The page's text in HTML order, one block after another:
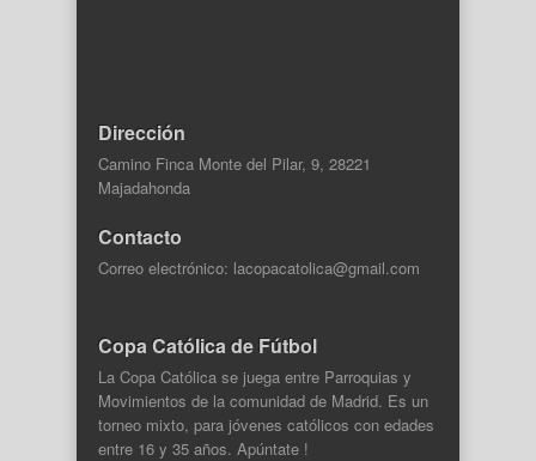
Dirección
Camino Finca Monte del Pilar, 9, 28221
Majadahonda
Contacto
Correo electrónico: lacopacatolica@gmail.com
Copa Católica de Fútbol
La Copa Católica se juega entre Parroquias y
Movimientos de la comunidad de Madrid. Es un
torneo mixto, para jóvenes católicos con edades
entre 16 y 35 años. Apúntate !